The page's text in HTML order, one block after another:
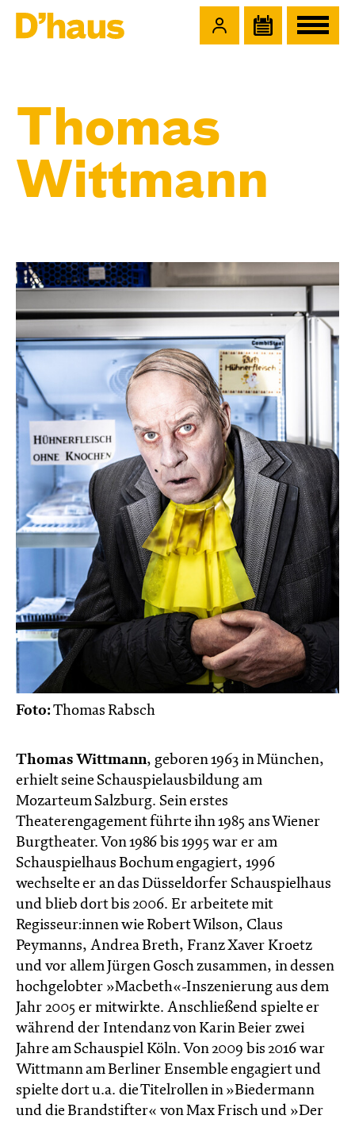
Thomas
Wittmann
Foto:Thomas Rabsch
Thomas Wittmann, geboren 1963 in München,
erhielt seine Schauspielausbildung am
Mozarteum Salzburg. Sein erstes
Theaterengagement führte ihn 1985 ans Wiener
Burgtheater. Von 1986 bis 1995 war er am
Schauspielhaus Bochum engagiert, 1996
wechselte er an das Düsseldorfer Schauspielhaus
und blieb dort bis 2006. Er arbeitete mit
Regisseur:innen wie Robert Wilson, Claus
Peymanns, Andrea Breth, Franz Xaver Kroetz
und vor allem Jürgen Gosch zusammen, in dessen
hochgelobter »Macbeth«-Inszenierung aus dem
Jahr 2005 er mitwirkte. Anschließend spielte er
während der Intendanz von Karin Beier zwei
Jahre am Schauspiel Köln. Von 2009 bis 2016 war
Wittmann am Berliner Ensemble engagiert und
spielte dort u.a. die Titelrollen in »Biedermann
und die Brandstifter« von Max Frisch und »Der